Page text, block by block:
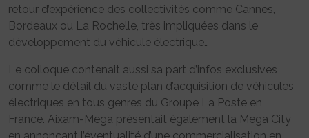
retour d’expérience des collectivités comme Cannes,
Bordeaux ou La Rochelle, très impliquées dans le
développement du véhicule électrique…
Le colloque contenait aussi sa part d’infos exclusives
comme le détail du vaste plan d’acquisition de véhicules
électriques en tous genres du Groupe La Poste en
France. Aixam-Mega présentait également la Mega City